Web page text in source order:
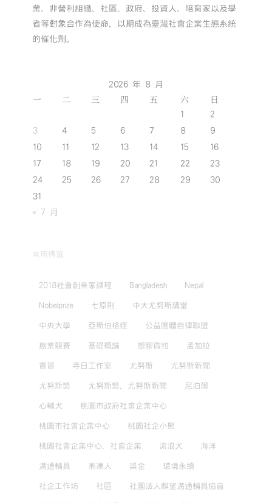
業、非營利組織、社區、政府、投資人、培育家以及學
者等對象合作為使命，以期成為臺灣社會企業生態系統
的催化劑。
2026 年 8 月
一 二 三 四 五 六 日
1
2
3
4 5 6 7 8
9
10
11 12 13 14 15
16
17
18 19 20 21 22
23
24
25 26 27 28 29
30
31
« 7 月
常用標籤
2018社會創業家課程 Bangladesh Nepal
Nobelprize 七原則 中大尤努斯講堂
中央大學 亞斯伯格症 公益團體自律聯盟
創業競賽 基礎概論 塑膠微粒 孟加拉
實習 寺日工作室 尤努斯 尤努斯新聞
尤努斯獎 尤努斯獎，尤努斯新聞 尼泊爾
心輔犬 桃園市政府社會企業中心
桃園市社會企業中心 桃園社企小聚
桃園社會企業中心，社會企業 流浪犬 海洋
溝通輔具 漸凍人 獎金 環境永續
社企工作坊 社區 社團法人麒望溝通輔具協會